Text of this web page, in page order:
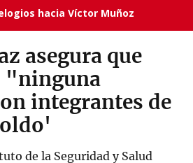
hacia Víctor Muñoz
asegura que
"ninguna
integrantes de
de la Seguridad y Salud